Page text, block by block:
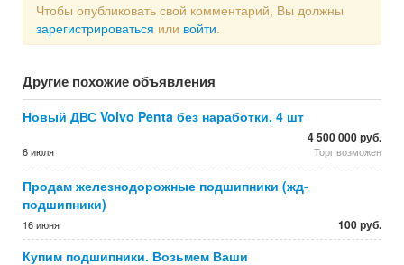
Чтобы опубликовать свой комментарий, Вы должны
зарегистрироваться или войти.
Другие похожие объявления
Новый ДВС Volvo Penta без наработки, 4 шт
6 июля
4 500 000 руб.
Торг возможен
Продам железнодорожные подшипники (жд-
подшипники)
16 июня 100 руб.
Купим подшипники. Возьмем Ваши